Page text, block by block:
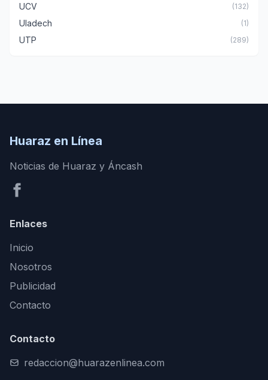
UCV (132)
Uladech (1)
UTP (289)
Huaraz en Línea
Noticias de Huaraz y Áncash
Enlaces
Inicio
Nosotros
Publicidad
Contacto
Contacto
redaccion@huarazenlinea.com